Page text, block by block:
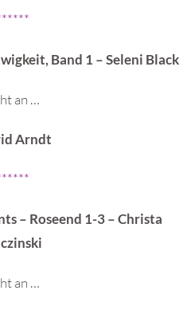
Band 1 – Seleni Black
an …
Arndt
– Roseend 1-3 – Christa
an …